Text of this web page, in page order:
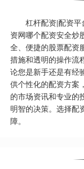
杠杆配资|配资
资网哪个配资安全炒
全、便捷的股票配资
措施和透明的操作流
论您是新手还是有经
供个性化的配资方案
的市场资讯和专业的
明智的决策。选择配
障。